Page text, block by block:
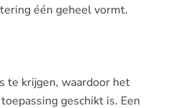
één geheel vormt.
te krijgen, waardoor het
geschikt is. Een